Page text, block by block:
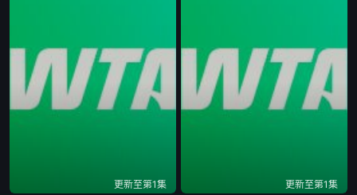
更新至第1集 更新至第1集